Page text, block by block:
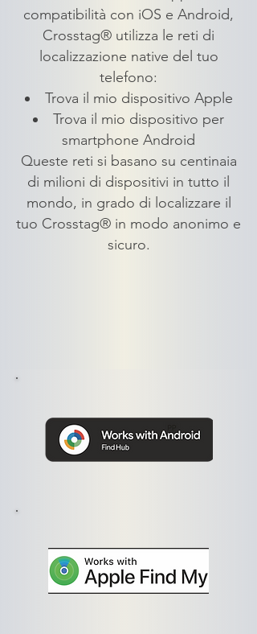
compatibilità con iOS e Android,
Crosstag® utilizza le reti di
localizzazione native del tuo
telefono:
Trova il mio dispositivo Apple
Trova il mio dispositivo per
smartphone Android
Queste reti si basano su centinaia
di milioni di dispositivi in tutto il
mondo, in grado di localizzare il
tuo Crosstag® in modo anonimo e
sicuro.